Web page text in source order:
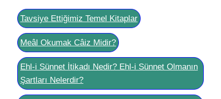
Tavsiye Ettiğimiz Temel Kitaplar
Meâl Okumak Câiz Midir?
Ehl-i Sünnet İtikadı Nedir? Ehl-i Sünnet Olmanın
Şartları Nelerdir?